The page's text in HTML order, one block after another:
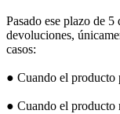
Pasado ese plazo de
devoluciones,
casos:
● Cuando el producto
● Cuando el producto